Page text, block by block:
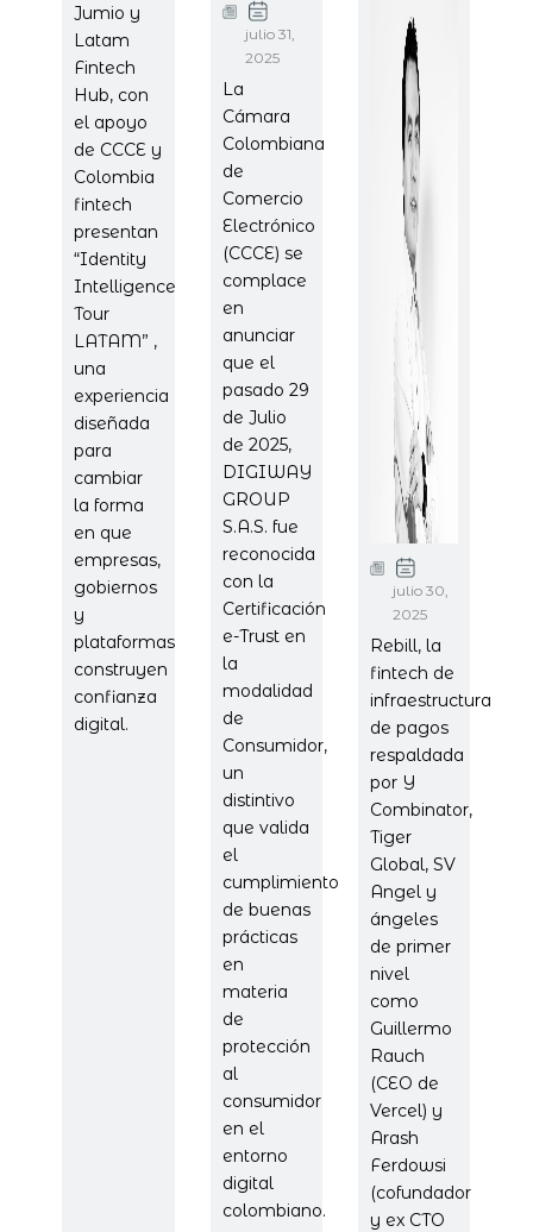
Jumio y
Latam
Fintech
Hub, con
el apoyo
de CCCE y
Colombia
fintech
presentan
“Identity
Intelligence
Tour
LATAM” ,
una
experiencia
diseñada
para
cambiar
la forma
en que
empresas,
gobiernos
y
plataformas
construyen
confianza
digital.
julio 31,
2025
La
Cámara
Colombiana
de
Comercio
Electrónico
(CCCE) se
complace
en
anunciar
que el
pasado 29
de Julio
de 2025,
DIGIWAY
GROUP
S.A.S. fue
reconocida
con la
Certificación
e-Trust en
la
modalidad
de
Consumidor,
un
distintivo
que valida
el
cumplimiento
de buenas
prácticas
en
materia
de
protección
al
consumidor
en el
entorno
digital
colombiano.
julio 30,
2025
Rebill, la
fintech de
infraestructura
de pagos
respaldada
por Y
Combinator,
Tiger
Global, SV
Angel y
ángeles
de primer
nivel
como
Guillermo
Rauch
(CEO de
Vercel) y
Arash
Ferdowsi
(cofundador
y ex CTO